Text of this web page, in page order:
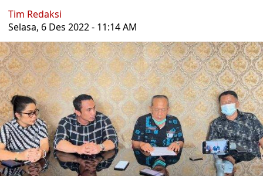
Tim Redaksi
Selasa, 6 Des 2022 - 11:14 AM